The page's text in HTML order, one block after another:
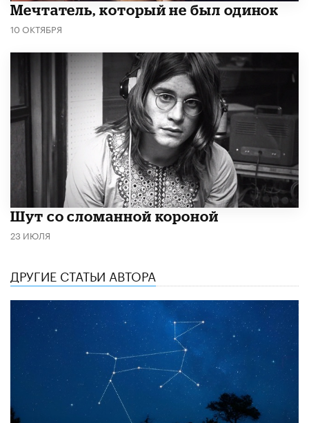
Мечтатель, который не был одинок
10 ОКТЯБРЯ
Шут со сломанной короной
23 ИЮЛЯ
ДРУГИЕ СТАТЬИ АВТОРА